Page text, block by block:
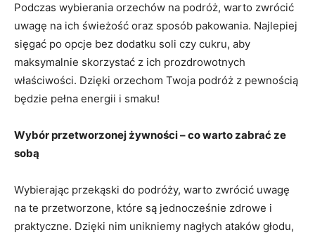
Podczas wybierania orzechów na ‌podróż, ⁤warto zwrócić⁢
uwagę na ich świeżość oraz sposób pakowania. Najlepiej
sięgać‍ po opcje bez dodatku soli czy cukru, aby
maksymalnie skorzystać z ich prozdrowotnych
właściwości. ⁣Dzięki orzechom Twoja podróż z pewnością
będzie pełna‍ energii i smaku!
Wybór przetworzonej żywności – co warto zabrać ze
⁣sobą
Wybierając przekąski‌ do podróży, warto zwrócić ⁤uwagę
na te przetworzone, które są jednocześnie ‌zdrowe i
praktyczne. Dzięki nim unikniemy nagłych ataków głodu,